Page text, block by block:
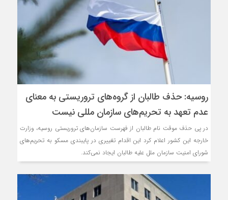
روسیه: حذف طالبان از گروه‌های تروریستی به معنای
عدم تعهد به تحریم‌های سازمان مللی نیست
در پی حذف موقت نام طالبان از فهرست سازمان‌های تروریستی روسیه، وزارت
خارجه این کشور اعلام کرد این اقدام تغییری در پایبندی مسکو به تحریم‌های
شورای امنیت سازمان ملل علیه طالبان ایجاد نمی‌کند.